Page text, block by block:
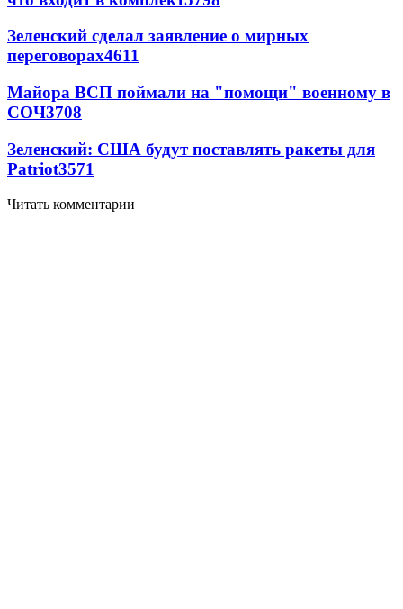
Зеленский сделал заявление о мирных
переговорах4611
Майора ВСП поймали на "помощи" военному в
СОЧ3708
Зеленский: США будут поставлять ракеты для
Patriot3571
Читать комментарии